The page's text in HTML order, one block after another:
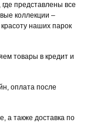
представлены все
коллекции –
наших парок
товары в кредит и
оплата после
а также доставка по